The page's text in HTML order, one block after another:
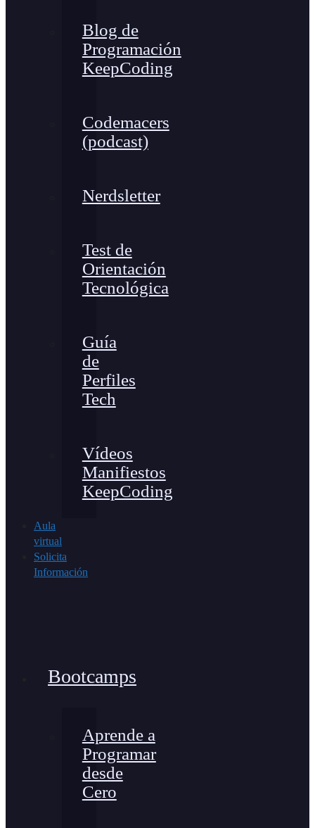
Blog de
Programación
KeepCoding
Codemacers
(podcast)
Nerdsletter
Test de
Orientación
Tecnológica
Guía
de
Perfiles
Tech
Vídeos
Manifiestos
KeepCoding
Aula
virtual
Solicita
Información
Bootcamps
Aprende a
Programar
desde
Cero